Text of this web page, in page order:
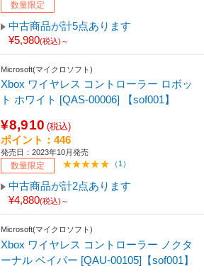
数量限定
中古商品が計5点あります
¥5,980(税込)～
Microsoft(マイクロソフト)
Xbox ワイヤレス コントローラー ロボッ
ト ホワイト [QAS-00006] 【sof001】
¥8,910 (税込)
ポイント：446
発売日：2023年10月発売
数量限定 （1）
中古商品が計2点あります
¥4,880(税込)～
Microsoft(マイクロソフト)
Xbox ワイヤレス コントローラー ノクタ
ーナル ベイパー [QAU-00105]【sof001】